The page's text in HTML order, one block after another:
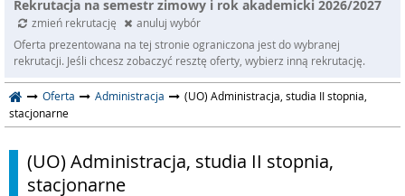
Rekrutacja na semestr zimowy i rok akademicki 2026/2027
zmień rekrutację
anuluj wybór
Oferta prezentowana na tej stronie ograniczona jest do wybranej
rekrutacji. Jeśli chcesz zobaczyć resztę oferty, wybierz inną rekrutację.
Oferta Administracja
(UO) Administracja, studia II stopnia,
stacjonarne
(UO) Administracja, studia II stopnia,
stacjonarne